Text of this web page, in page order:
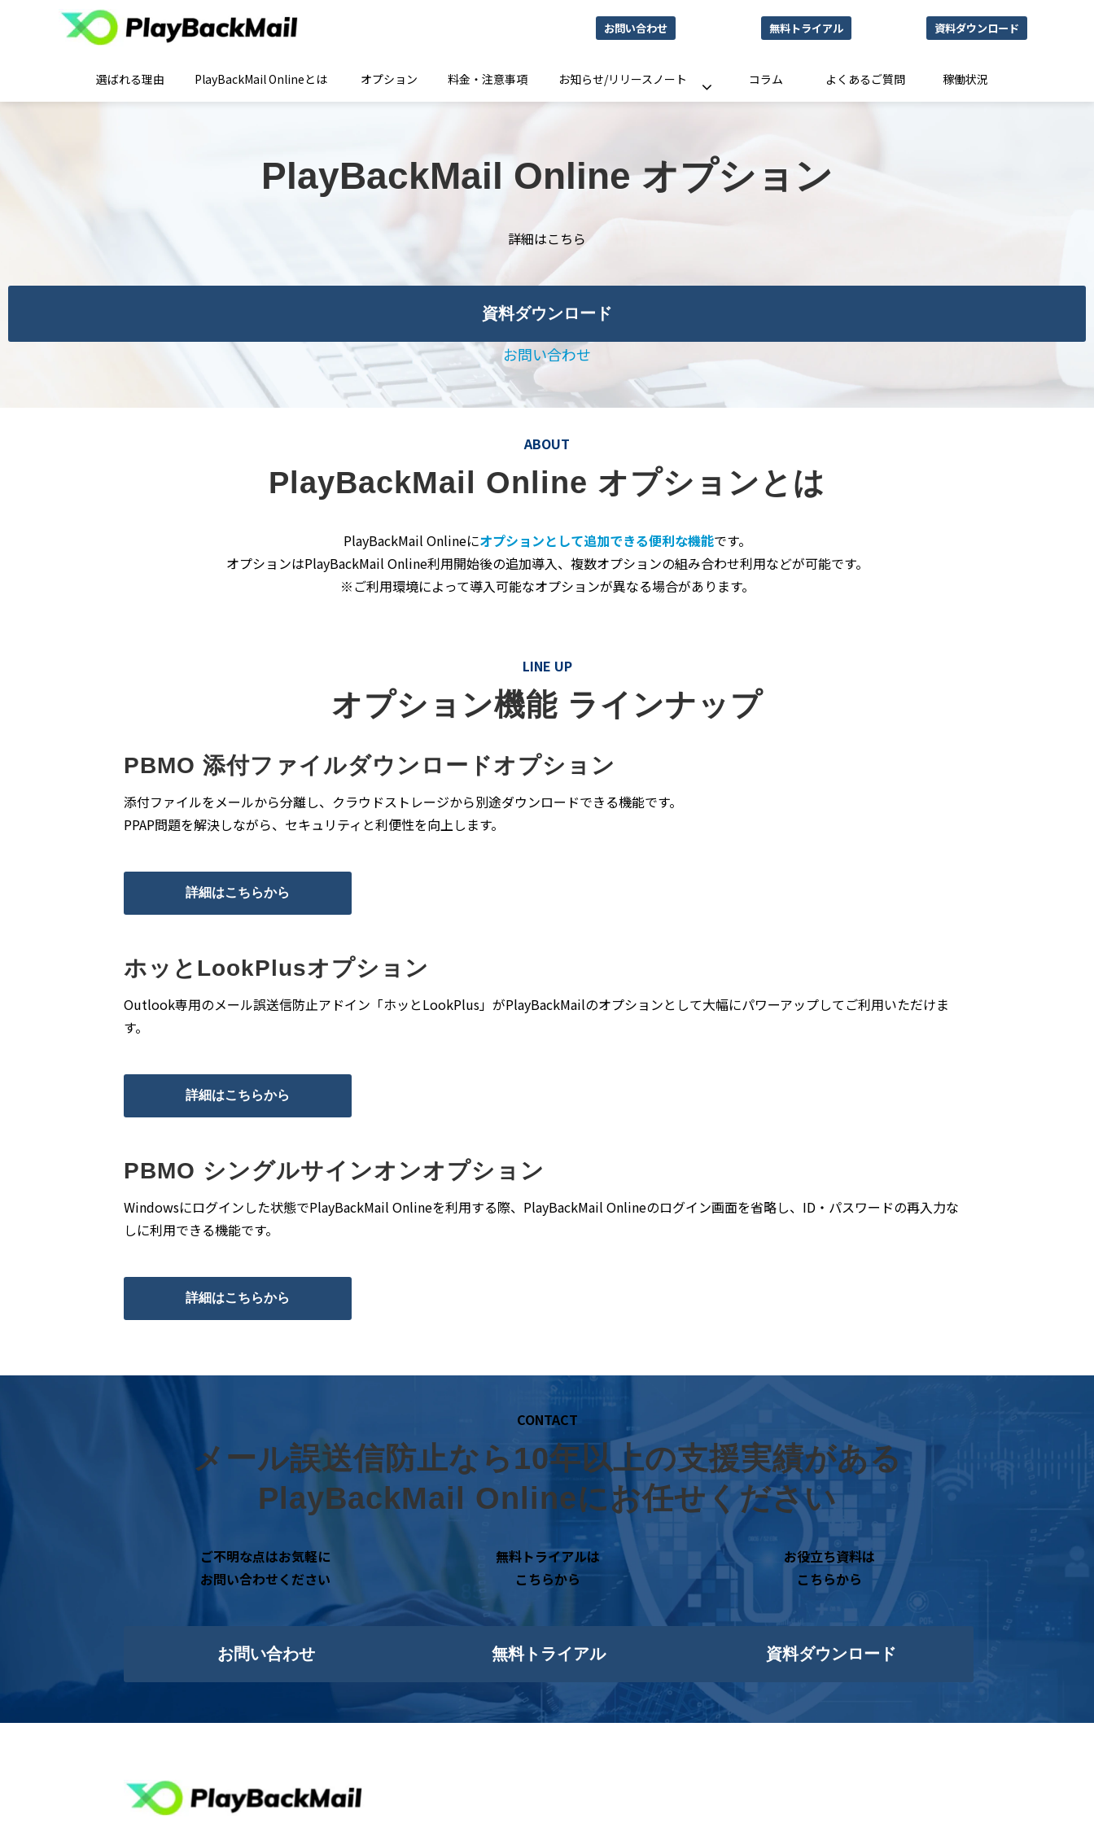
お問い合わせ 無料トライアル 資料ダウンロード
選ばれる理由 PlayBackMail Onlineとは オプション 料金・注意事項 お知らせ/リリースノート コラム よくあるご質問 稼働状況
PlayBackMail Online オプション
詳細はこちら
資料ダウンロード
お問い合わせ
ABOUT
PlayBackMail Online オプションとは
PlayBackMail Onlineにオプションとして追加できる便利な機能です。
オプションはPlayBackMail Online利用開始後の追加導入、複数オプションの組み合わせ利用などが可能です。
※ご利用環境によって導入可能なオプションが異なる場合があります。
LINE UP
オプション機能 ラインナップ
PBMO 添付ファイルダウンロードオプション
添付ファイルをメールから分離し、クラウドストレージから別途ダウンロードできる機能です。
PPAP問題を解決しながら、セキュリティと利便性を向上します。
詳細はこちらから
ホッとLookPlusオプション
Outlook専用のメール誤送信防止アドイン「ホッとLookPlus」がPlayBackMailのオプションとして大幅にパワーアップしてご利用いただけま
す。
詳細はこちらから
PBMO シングルサインオンオプション
Windowsにログインした状態でPlayBackMail Onlineを利用する際、PlayBackMail Onlineのログイン画面を省略し、ID・パスワードの再入力な
しに利用できる機能です。
詳細はこちらから
CONTACT
メール誤送信防止なら10年以上の支援実績がある
PlayBackMail Onlineにお任せください
ご不明な点はお気軽に
お問い合わせください
お問い合わせ
無料トライアルは
こちらから
無料トライアル
お役立ち資料は
こちらから
資料ダウンロード